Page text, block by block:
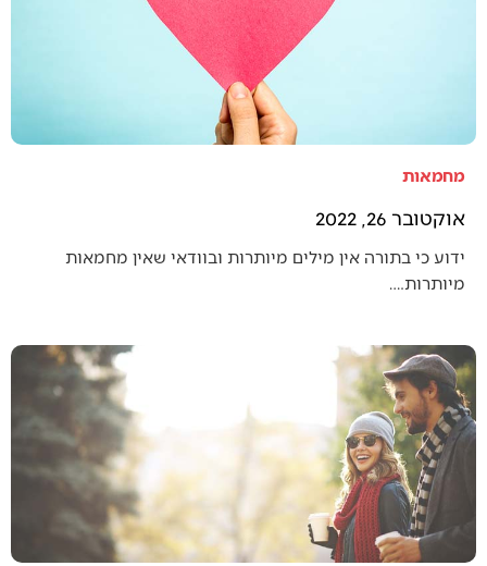
מחמאות
אוקטובר 26, 2022
ידוע כי בתורה אין מילים מיותרות ובוודאי שאין מחמאות
מיותרות.…